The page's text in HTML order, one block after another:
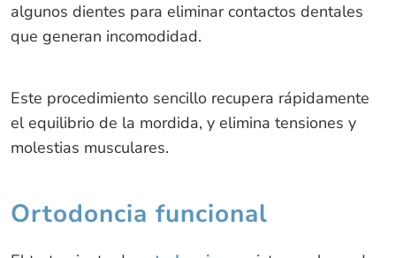
algunos dientes para eliminar contactos dentales
que generan incomodidad.
Este procedimiento sencillo recupera rápidamente
el equilibrio de la mordida, y elimina tensiones y
molestias musculares.
Ortodoncia funcional